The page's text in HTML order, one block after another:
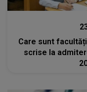
Care sunt
scrise la